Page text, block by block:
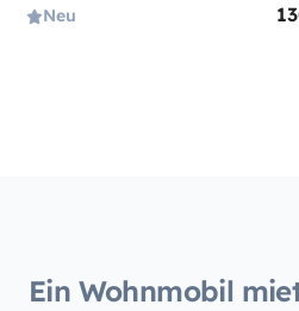
Neu
Ein Wohnmobil